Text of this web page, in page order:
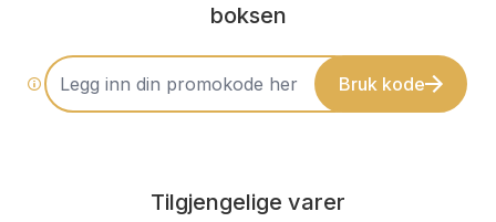
boksen
Bruk kode
Tilgjengelige varer